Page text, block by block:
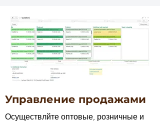
Управление продажами
Осуществлйте оптовые, розничные и